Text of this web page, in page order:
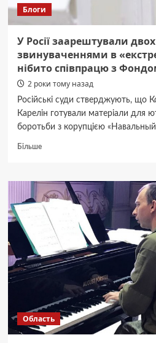
Блоги
У Росії заарештували
звинуваченнями в
нібито співпрацю з
2 роки тому назад
Російські суди стверджують, що
Карелін готували матеріали для
боротьби з корупцією «Навальный
БільшеДокладніше
Росії
заарештували
двох
журналістів
звинуваченнями
«екстремізмі»
через
співпрацю
з
Фондом
Навального
Область